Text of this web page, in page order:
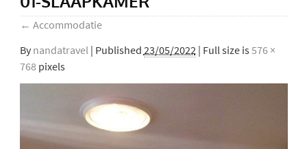
← Accommodatie
By nandatravel | Published 23/05/2022| Full size is576 ×
768pixels